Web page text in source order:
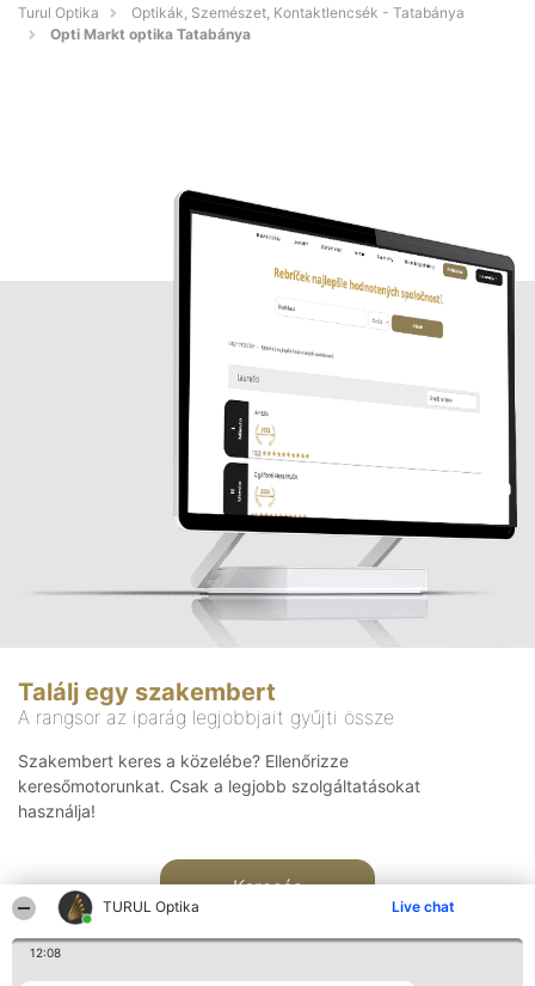
TURUL Optika Live chat
12:08
Turul Optika
Optikák, Szemészet, Kontaktlencsék - Tatabánya
Opti Markt optika Tatabánya
Találj egy szakembert
A rangsor az iparág legjobbjait gyűjti össze
Szakembert keres a közelébe? Ellenőrizze
keresőmotorunkat. Csak a legjobb szolgáltatásokat
használja!
Keresés